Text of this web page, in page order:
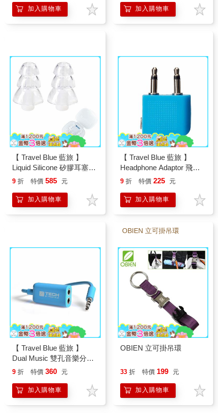
加入購物車 加入購物車
【 Travel Blue 藍旅 】
Liquid Silicone 矽膠耳塞
TB493
9 折 特價 585 元
加入購物車
【 Travel Blue 藍旅 】
Headphone Adaptor 飛行
耳機轉換器 TB561
9 折 特價 225 元
加入購物車
【 Travel Blue 藍旅 】
Dual Music 雙孔音樂分享
器 藍色 TB562－BL
9 折 特價 360 元
加入購物車
OBIEN 立可掛吊環
OBIEN 立可掛吊環
33 折 特價 199 元
加入購物車